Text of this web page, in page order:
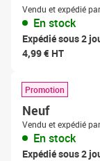
Vendu et expédié par
En stock
Expédié sous 2
4,99 € HT
Promotion
Neuf
Vendu et expédié par
En stock
Expédié sous 2